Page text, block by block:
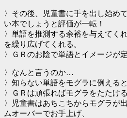
〉その後、児童書に手を出し始め
い本でしょうと評価が一転！
〉単語を推測する余裕を与えてく
を繰り広げてくれる。
〉ＧＲのお陰で単語とイメージが
〉なんと言うのか…
〉知らない単語をモグラに例えると
〉ＧＲは頑張ればモグラをたたけ
〉児童書はあちこちからモグラが
ムオーバーでお手上げ、